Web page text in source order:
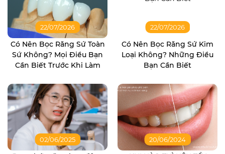
22/07/2026
Có Nên Bọc Răng Sứ Toàn
Sứ Không? Mọi Điều Bạn
Cần Biết Trước Khi Làm
22/07/2026
Có Nên Bọc Răng Sứ Kim
Loại Không? Những Điều
Bạn Cần Biết
02/06/2025 20/06/2024